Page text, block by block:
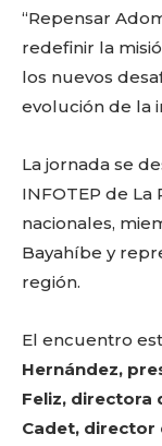
“Repensar
redefinir la
los nuevos
evolución de la
La jornada se
INFOTEP de La
nacionales,
Bayahíbe y
región.
El encuentro
Hernández,
Feliz, directora
Cadet, director